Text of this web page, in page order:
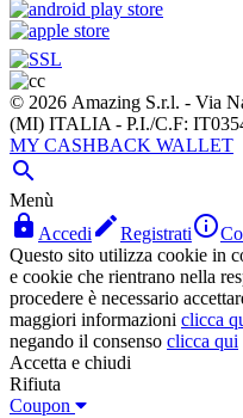
© 2026 Amazing S.r.l. - Via
(MI) ITALIA - P.I./C.F:
MY CASHBACK WALLET

Menù
 AccediRegistrati
Questo sito utilizza cookie in
e cookie che rientrano nella
procedere è necessario
maggiori informazioni clicca
negando il consenso clicca qui
Accetta e chiudi
Rifiuta
Coupon